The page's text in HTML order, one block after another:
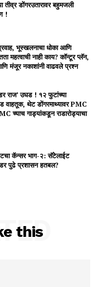
तीव्र डोंगरउतारावर बहुमजली
!
भूस्खलनाचा धोका आणि
महत्वाची नाही काय? कॉन्टूर प्लॅन,
मंजूर नकाशांनी वाढवले प्रश्न
राज’ उघड ! १२ फुटांच्या
वाहतूक, थेट डोंगरमाथ्यावर PMC
च्याच गाड्यांकडून राडारोड्याचा
कॅन्सर भाग-२: सॅटेलाईट
पुढे प्रशासन हतबल?
this